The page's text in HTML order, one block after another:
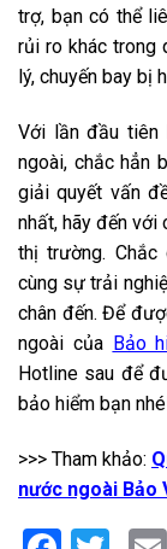
trợ, bạn có thể
rủi ro khác trong
lý, chuyến bay bị
Với lần đầu tiên
ngoài, chắc hẳn
giải quyết vấn
nhất, hãy đến với
thị trường.
cùng sự trải
chân đến. Để
ngoài của Bảo
Hotline sau để
bảo hiểm bạn
>>> Tham khảo:
nước ngoài Bảo